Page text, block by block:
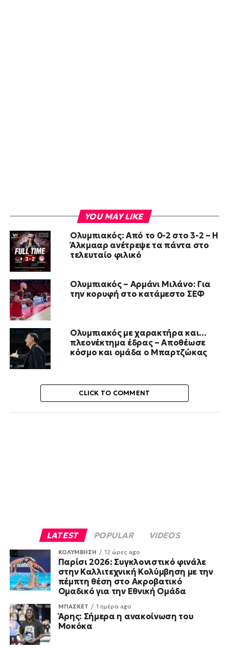
YOU MAY LIKE
Ολυμπιακός: Από το 0-2 στο 3-2 – Η
Άλκμααρ ανέτρεψε τα πάντα στο
τελευταίο φιλικό
Ολυμπιακός – Αρμάνι Μιλάνο: Για
την κορυφή στο κατάμεστο ΣΕΦ
Ολυμπιακός με χαρακτήρα και…
πλεονέκτημα έδρας – Αποθέωσε
κόσμο και ομάδα ο Μπαρτζώκας
CLICK TO COMMENT
LATEST POPULAR VIDEOS
ΚΟΛΥΜΒΗΣΗ 12 ώρες ago
Παρίσι 2026: Συγκλονιστικό φινάλε
στην Καλλιτεχνική Κολύμβηση με την
πέμπτη θέση στο Ακροβατικό
Ομαδικό για την Εθνική Ομάδα
ΜΠΑΣΚΕΤ 1 ημέρα ago
Άρης: Σήμερα η ανακοίνωση του
Μοκόκα